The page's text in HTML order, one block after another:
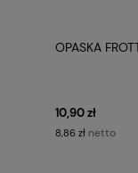
OPASKA
10,90 zł
8,86 zł netto